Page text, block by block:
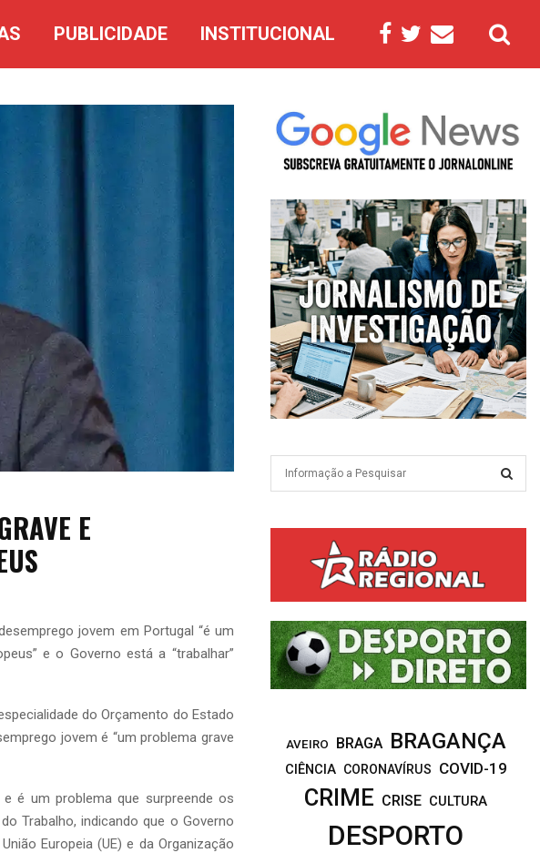
PUBLICIDADE INSTITUCIONAL
E
jovem em Portugal “é um
e o Governo está a “trabalhar”
do Orçamento do Estado
jovem é “um problema grave
é um problema que surpreende os
Trabalho, indicando que o Governo
Europeia (UE) e da Organização
o
r
:
R
C
H
AVEIRO BRAGA BRAGANÇA
CIÊNCIA CORONAVÍRUS COVID-19
CRIME CRISE CULTURA
DESPORTO